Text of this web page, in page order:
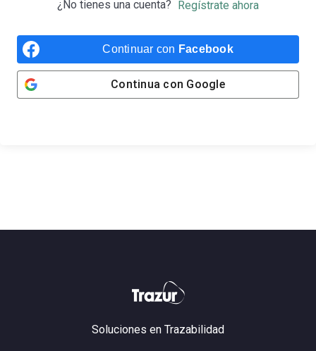
¿No tienes una cuenta? Regístrate ahora
Continuar con Facebook
Continua con Google
Soluciones en Trazabilidad